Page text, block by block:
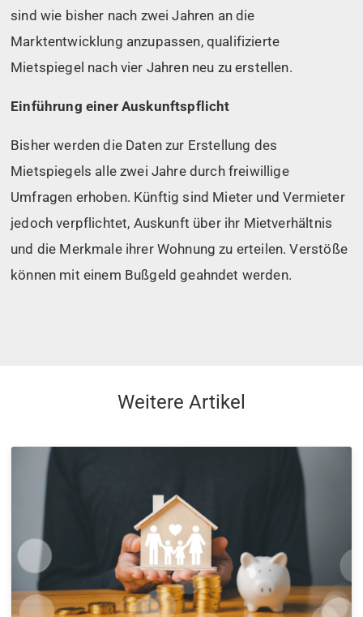
sind wie bisher nach zwei Jahren an die
Marktentwicklung anzupassen, qualifizierte
Mietspiegel nach vier Jahren neu zu erstellen.
Einführung einer Auskunftspflicht
Bisher werden die Daten zur Erstellung des
Mietspiegels alle zwei Jahre durch freiwillige
Umfragen erhoben. Künftig sind Mieter und Vermieter
jedoch verpflichtet, Auskunft über ihr Mietverhältnis
und die Merkmale ihrer Wohnung zu erteilen. Verstöße
können mit einem Bußgeld geahndet werden.
Weitere Artikel